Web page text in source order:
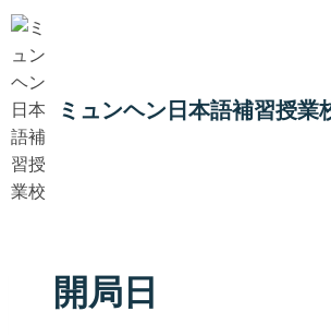
内
を
キ
ッ
プ
ミュンヘン​日本語補習授業
開局日